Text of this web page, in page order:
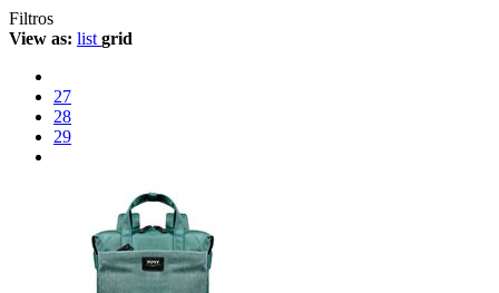
Filtros
View as: list grid
27
28
29